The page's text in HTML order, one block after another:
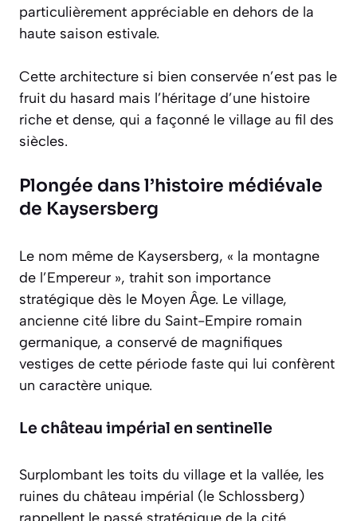
particulièrement appréciable en dehors de la
haute saison estivale.
Cette architecture si bien conservée n’est pas le
fruit du hasard mais l’héritage d’une histoire
riche et dense, qui a façonné le village au fil des
siècles.
Plongée dans l’histoire médiévale
de Kaysersberg
Le nom même de Kaysersberg, « la montagne
de l’Empereur », trahit son importance
stratégique dès le Moyen Âge. Le village,
ancienne cité libre du Saint-Empire romain
germanique, a conservé de magnifiques
vestiges de cette période faste qui lui confèrent
un caractère unique.
Le château impérial en sentinelle
Surplombant les toits du village et la vallée, les
ruines du château impérial (le Schlossberg)
rappellent le passé stratégique de la cité.